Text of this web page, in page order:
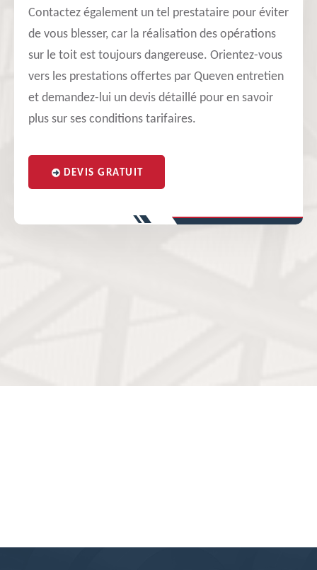
Contactez également un tel prestataire pour éviter
de vous blesser, car la réalisation des opérations
sur le toit est toujours dangereuse. Orientez-vous
vers les prestations offertes par Queven entretien
et demandez-lui un devis détaillé pour en savoir
plus sur ses conditions tarifaires.
DEVIS GRATUIT